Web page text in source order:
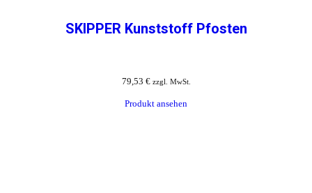
SKIPPER Kunststoff Pfosten
79,53 € zzgl. MwSt.
Produkt ansehen